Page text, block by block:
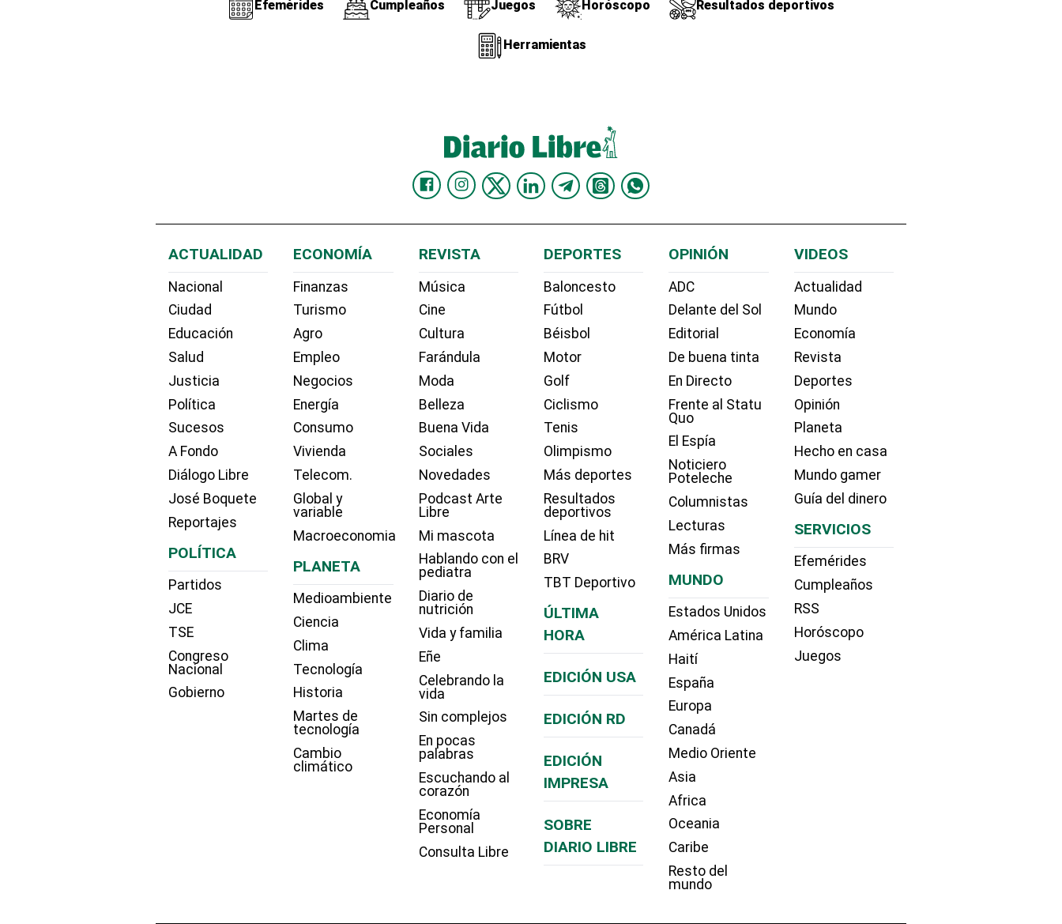
Efemérides Cumpleaños Juegos Horóscopo Resultados deportivos
Herramientas
ACTUALIDAD
Nacional
Ciudad
Educación
Salud
Justicia
Política
Sucesos
A Fondo
Diálogo Libre
José Boquete
Reportajes
POLÍTICA
Partidos
JCE
TSE
Congreso
Nacional
Gobierno
ECONOMÍA
Finanzas
Turismo
Agro
Empleo
Negocios
Energía
Consumo
Vivienda
Telecom.
Global y
variable
Macroeconomia
PLANETA
Medioambiente
Ciencia
Clima
Tecnología
Historia
Martes de
tecnología
Cambio
climático
REVISTA
Música
Cine
Cultura
Farándula
Moda
Belleza
Buena Vida
Sociales
Novedades
Podcast Arte
Libre
Mi mascota
Hablando con el
pediatra
Diario de
nutrición
Vida y familia
Eñe
Celebrando la
vida
Sin complejos
En pocas
palabras
Escuchando al
corazón
Economía
Personal
Consulta Libre
DEPORTES
Baloncesto
Fútbol
Béisbol
Motor
Golf
Ciclismo
Tenis
Olimpismo
Más deportes
Resultados
deportivos
Línea de hit
BRV
TBT Deportivo
ÚLTIMA
HORA
EDICIÓN USA
EDICIÓN RD
EDICIÓN
IMPRESA
SOBRE
DIARIO LIBRE
OPINIÓN
ADC
Delante del Sol
Editorial
De buena tinta
En Directo
Frente al Statu
Quo
El Espía
Noticiero
Poteleche
Columnistas
Lecturas
Más firmas
MUNDO
Estados Unidos
América Latina
Haití
España
Europa
Canadá
Medio Oriente
Asia
Africa
Oceania
Caribe
Resto del
mundo
VIDEOS
Actualidad
Mundo
Economía
Revista
Deportes
Opinión
Planeta
Hecho en casa
Mundo gamer
Guía del dinero
SERVICIOS
Efemérides
Cumpleaños
RSS
Horóscopo
Juegos